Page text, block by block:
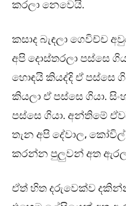
කරලා නෙවෙයි.
කසාද බැඳලා ගෙවිච්ච
අපි දොස්තරලා පස්සෙ
හොඳයි කියද්දි ඒ පස්සෙ
කියලා ඒ පස්සෙ ගියා.
පස්සෙ ගියා. අන්තිමේ
තැන අපි දේවාල,
කරන්න පුලුවන් අත
ඒත් හිත දරුවෙක්ව